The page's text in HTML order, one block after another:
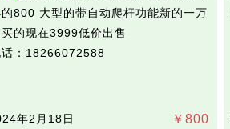
800 大型的带自动爬杆功能新的一​‌‌万
买的现在3999低价出售
话：18266072588
￥ 800
年2月18日